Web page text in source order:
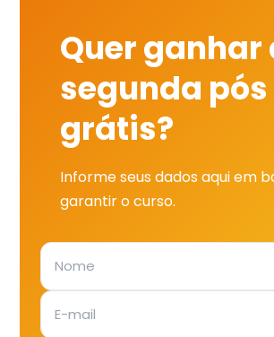
Quer ganhar
segunda pós
grátis?
Informe seus dados aqui em
garantir o curso.